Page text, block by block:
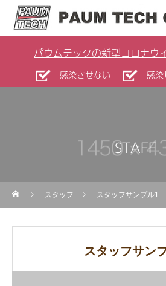
パウムテックの新型コロナウ
感染させない 感染
STAFF
スタッフ スタッフサンプル1
スタッフサン